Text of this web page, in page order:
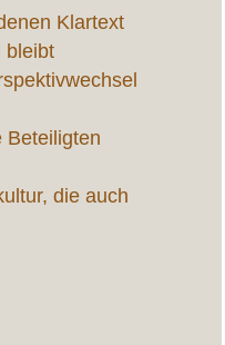
Klartext
bleibt
Beteiligten
die auch